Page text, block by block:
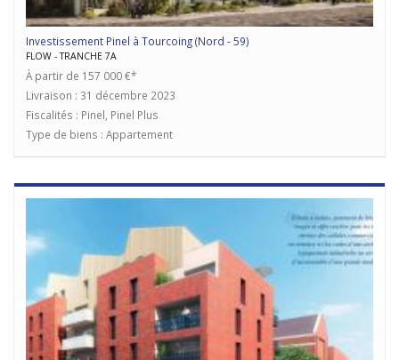
Investissement Pinel à Tourcoing (Nord - 59)
FLOW - TRANCHE 7A
À partir de 157 000 €*
Livraison : 31 décembre 2023
Fiscalités : Pinel, Pinel Plus
Type de biens : Appartement